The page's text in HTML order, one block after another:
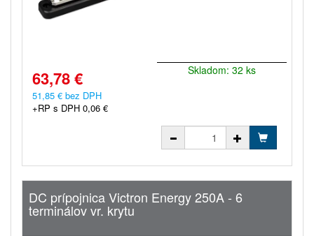
63,78 €
51,85 € bez DPH
+RP s DPH 0,06 €
Skladom: 32 ks
DC prípojnica Victron Energy 250A - 6
terminálov vr. krytu